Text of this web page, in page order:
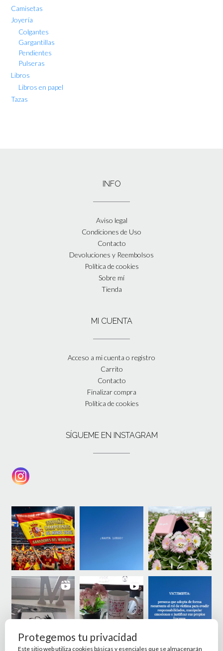
Camisetas
Joyería
Colgantes
Gargantillas
Pendientes
Pulseras
Libros
Libros en papel
Tazas
INFO
Aviso legal
Condiciones de Uso
Contacto
Devoluciones y Reembolsos
Política de cookies
Sobre mí
Tienda
MI CUENTA
Acceso a mi cuenta o registro
Carrito
Contacto
Finalizar compra
Política de cookies
SÍGUEME EN INSTAGRAM
Protegemos tu privacidad
Este sitio web utiliza cookies básicas y esenciales que se almacenarán